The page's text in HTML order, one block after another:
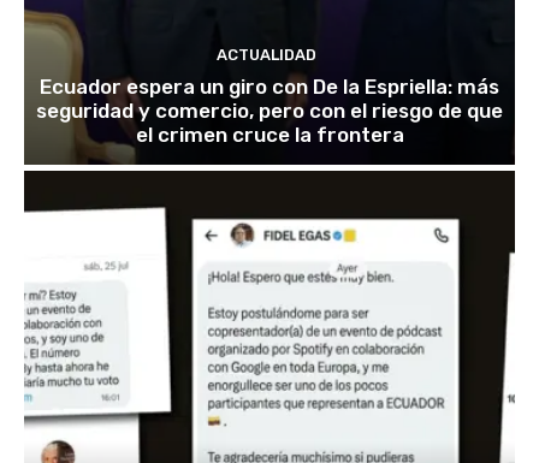
ACTUALIDAD
Ecuador espera un giro con De la Espriella: más
seguridad y comercio, pero con el riesgo de que
el crimen cruce la frontera